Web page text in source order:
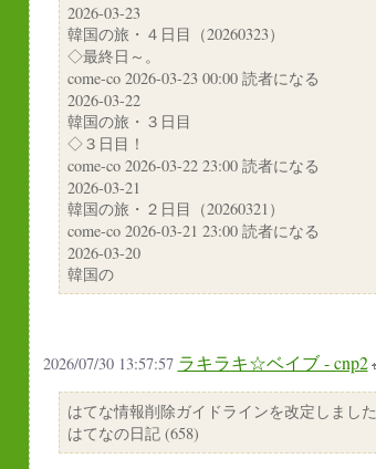
2026-03-23
韓国の旅・４日目（20260323）
◇最終日～。
come-co 2026-03-23 00:00 読者になる
2026-03-22
韓国の旅・３日目
◇３日目！
come-co 2026-03-22 23:00 読者になる
2026-03-21
韓国の旅・２日目（20260321）
come-co 2026-03-21 23:00 読者になる
2026-03-20
韓国の
2026/07/30 13:57:57 ラキラキ☆ベイブ - cnp2
はてな情報削除ガイドラインを改定しました
はてなの日記 (658)